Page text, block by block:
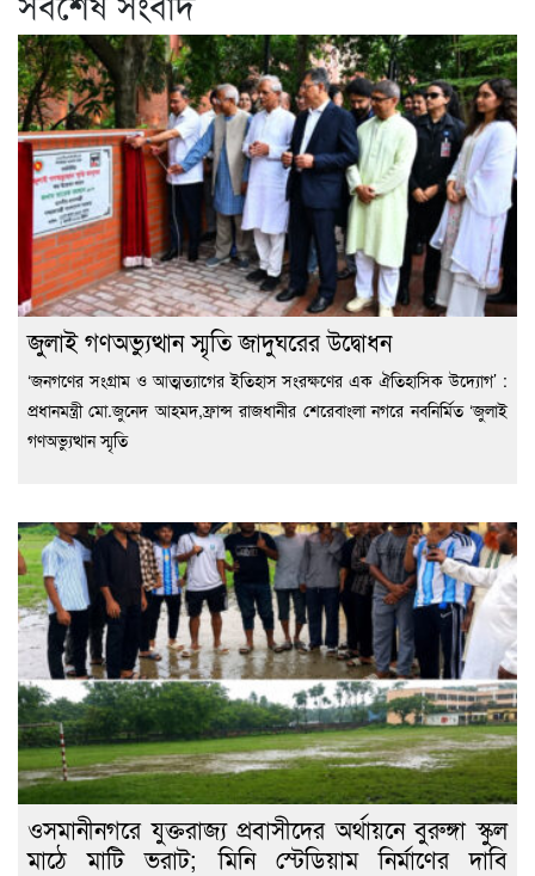
জুলাই গণঅভ্যুত্থান স্মৃতি জাদুঘরের উদ্বোধন
‘জনগণের সংগ্রাম ও আত্মত্যাগের ইতিহাস সংরক্ষণের এক ঐতিহাসিক উদ্যোগ’ :
প্রধানমন্ত্রী মো.জুনেদ আহমদ,ফ্রান্স রাজধানীর শেরেবাংলা নগরে নবনির্মিত ‘জুলাই
গণঅভ্যুত্থান স্মৃতি
ওসমানীনগরে যুক্তরাজ্য প্রবাসীদের অর্থায়নে বুরুঙ্গা স্কুল
মাঠে মাটি ভরাট; মিনি স্টেডিয়াম নির্মাণের দাবি